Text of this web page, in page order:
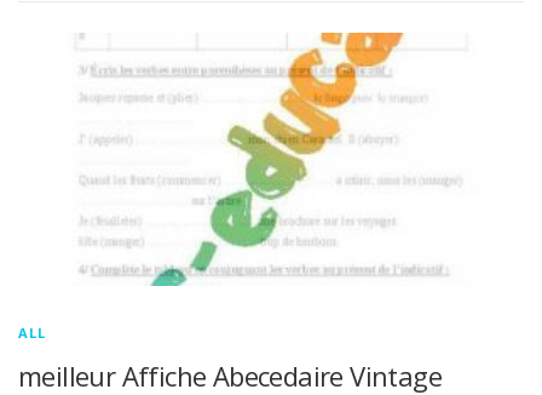
ALL
meilleur Affiche Abecedaire Vintage